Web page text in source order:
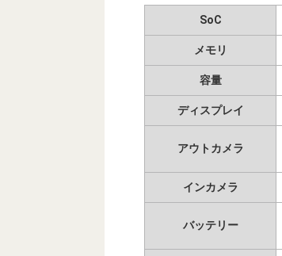
SoC
メモリ
容量
ディスプレイ
アウトカメラ
インカメラ
バッテリー